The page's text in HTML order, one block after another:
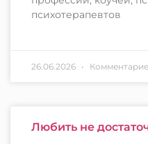
психотерапевтов
26.06.2026
Любить не